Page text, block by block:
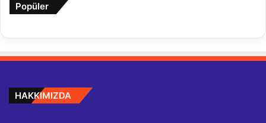
Popüler
HAKKIMIZDA